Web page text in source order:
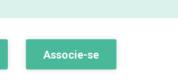
Associe-se